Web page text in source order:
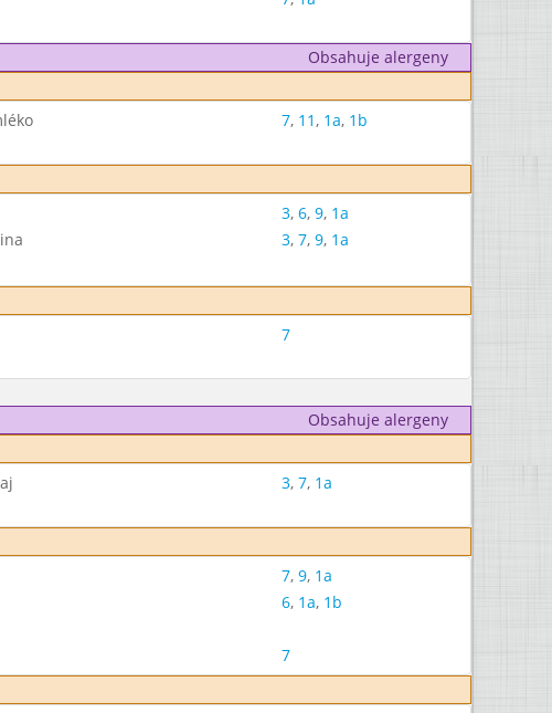
Obsahuje alergeny
7, 11, 1a, 1b
3, 6, 9, 1a
3, 7, 9, 1a
7
Obsahuje alergeny
3, 7, 1a
7, 9, 1a
6, 1a, 1b
7